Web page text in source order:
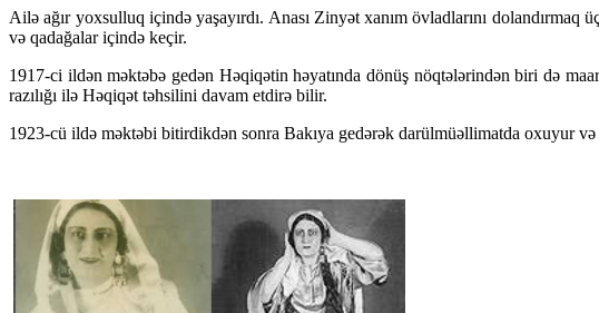
Ailə ağır yoxsulluq içində yaşayırdı. Anası Zinyət xanım övladlarını
və qadağalar içində keçir.
1917-ci ildən məktəbə gedən Həqiqətin həyatında dönüş nöqtələrindən biri də
razılığı ilə Həqiqət təhsilini davam etdirə bilir.
1923-cü ildə məktəbi bitirdikdən sonra Bakıya gedərək darülmüəllimatda oxuyur